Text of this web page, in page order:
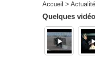
Accueil >
Quelques